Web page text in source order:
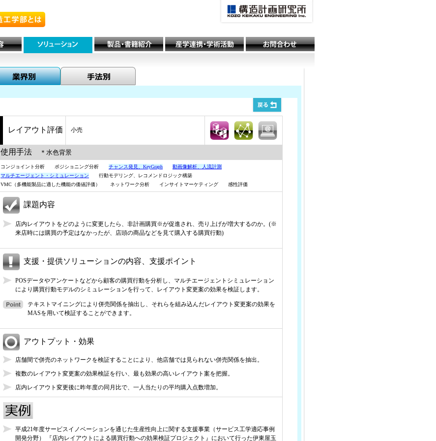
レイアウト評価 小売
使用手法 ＊水色背景
コンジョイント分析 ポジショニング分析 チャンス発見、KeyGraph
動画像解析、人流計測
マルチエージェント・シミュレーション 行動モデリング、レコメンドロジック構築
VMC（多機能製品に適した機能の価値評価） ネットワーク分析 インサイトマーケティング 感性評価
課題内容
店内レイアウトをどのように変更したら、非計画購買※が促進され、売り上げが増大するのか。(※
来店時には購買の予定はなかったが、店頭の商品などを見て購入する購買行動)
支援・提供ソリューションの内容、支援ポイント
POSデータやアンケートなどから顧客の購買行動を分析し、マルチエージェントシミュレーション
により購買行動モデルのシミュレーションを行って、レイアウト変更案の効果を検証します。
テキストマイニングにより併売関係を抽出し、それらを組み込んだレイアウト変更案の効果を
MASを用いて検証することができます。
アウトプット・効果
店舗間で併売のネットワークを検証することにより、他店舗では見られない併売関係を抽出。
複数のレイアウト変更案の効果検証を行い、最も効果の高いレイアウト案を把握。
店内レイアウト変更後に昨年度の同月比で、一人当たりの平均購入点数増加。
平成21年度サービスイノベーションを通じた生産性向上に関する支援事業（サービス工学適応事例
開発分野） 『店内レイアウトによる購買行動への効果検証プロジェクト』において行った伊東屋玉